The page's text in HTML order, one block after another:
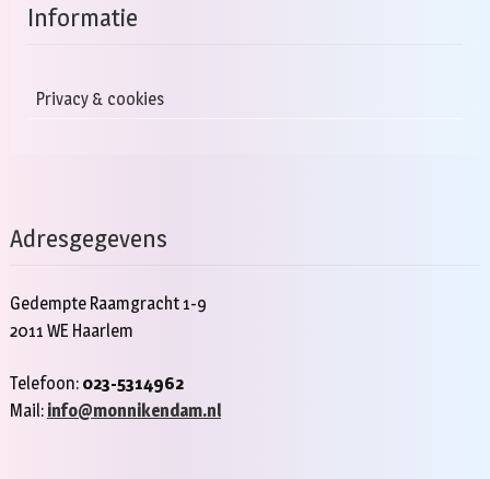
Informatie
Privacy & cookies
Adresgegevens
Gedempte Raamgracht 1-9
2011 WE Haarlem
Telefoon: 023-5314962
Mail: info@monnikendam.nl